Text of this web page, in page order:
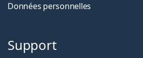
Données personnelles
Support